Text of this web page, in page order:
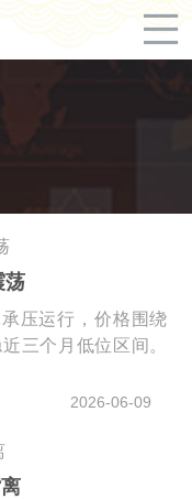
荡
压运行，价格围绕
三个月低位区间。
2026-06-09